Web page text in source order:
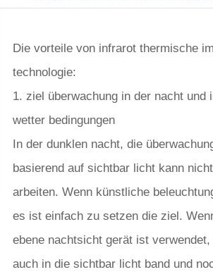
Die vorteile von infrarot thermische
technologie:
1. ziel überwachung in der nacht und
wetter bedingungen
In der dunklen nacht, die
basierend auf sichtbar licht kann
arbeiten. Wenn künstliche
es ist einfach zu setzen die ziel.
ebene nachtsicht gerät ist
auch in die sichtbar licht band und